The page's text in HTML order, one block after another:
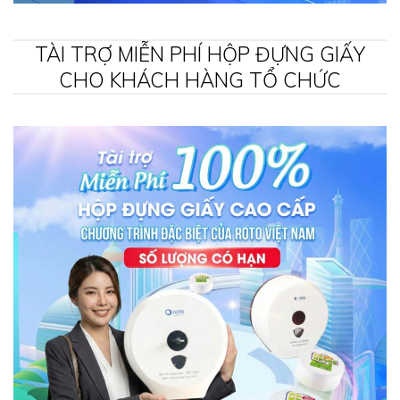
TÀI TRỢ MIỄN PHÍ HỘP ĐỰNG GIẤY
CHO KHÁCH HÀNG TỔ CHỨC